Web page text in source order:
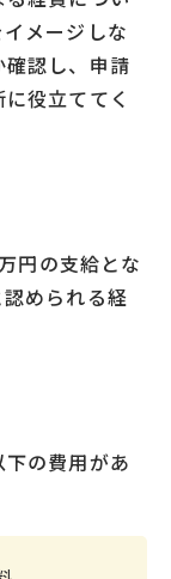
メージしな
認し、申請
役立ててく
円の支給とな
められる経
の費用があ